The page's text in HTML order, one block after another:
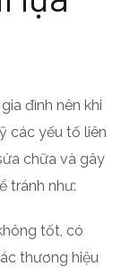
đình nên khi
các yếu tố liên
chữa và gây
tránh như:
tốt, có
thương hiệu